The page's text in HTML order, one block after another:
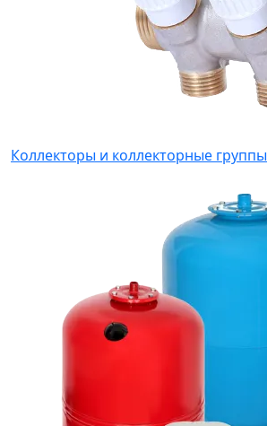
Коллекторы и коллекторные группы